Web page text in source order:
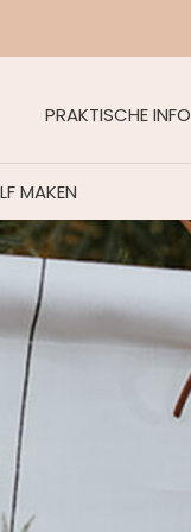
MAKEN
PRAKTISCHE INFO